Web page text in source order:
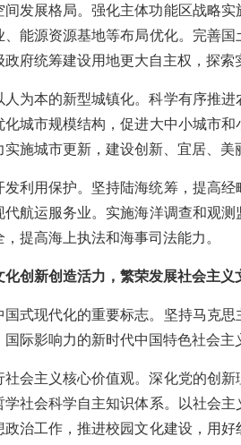
间发展格局。强化主体功能区战略
能源资源基地等布局优化。完善
府统筹建设用地更大自主权，探
人为本的新型城镇化。科学有序推
城市规模结构，促进大中小城市
施城市更新，建设创新、宜居、
发利用保护。坚持陆海统筹，提高
航运服务业。实施海洋调查和观
提高海上执法和海事司法能力。
化创新创造活力，繁荣发展社会主义
国式现代化的重要标志。坚持马克
际影响力的新时代中国特色社会
社会主义核心价值观。深化党的创
学社会科学自主知识体系。以社会
治工作，推进校园文化建设，用